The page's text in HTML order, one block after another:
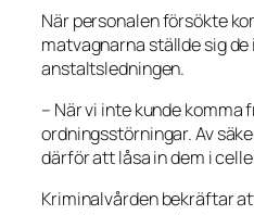
När personalen försökte
matvagnarna ställde sig
anstaltsledningen.
– När vi inte kunde
ordningsstörningar. Av
därför att låsa in dem i
Kriminalvården bekräftar